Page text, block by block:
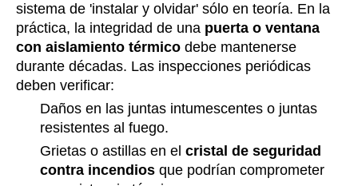
sistema de 'instalar y olvidar' sólo en teoría. En la
práctica, la integridad de una puerta o ventana
con aislamiento térmico debe mantenerse
durante décadas. Las inspecciones periódicas
deben verificar:
Daños en las juntas intumescentes o juntas
resistentes al fuego.
Grietas o astillas en el cristal de seguridad
contra incendios que podrían comprometer